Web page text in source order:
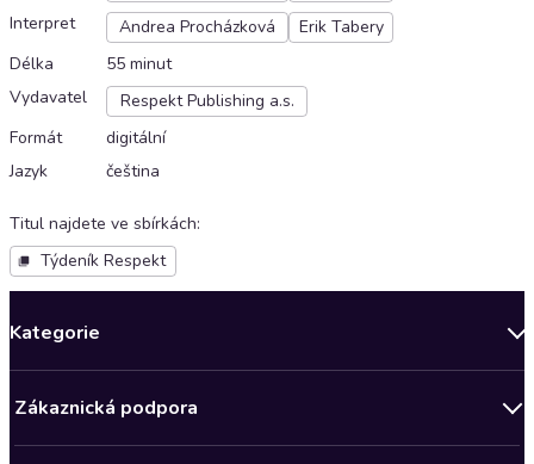
Interpret
Andrea Procházková
Erik Tabery
Délka
55 minut
Vydavatel
Respekt Publishing a.s.
Formát
digitální
Jazyk
čeština
Titul najdete ve sbírkách:
Týdeník Respekt
Kategorie
Bestsellery měsíce
Zákaznická podpora